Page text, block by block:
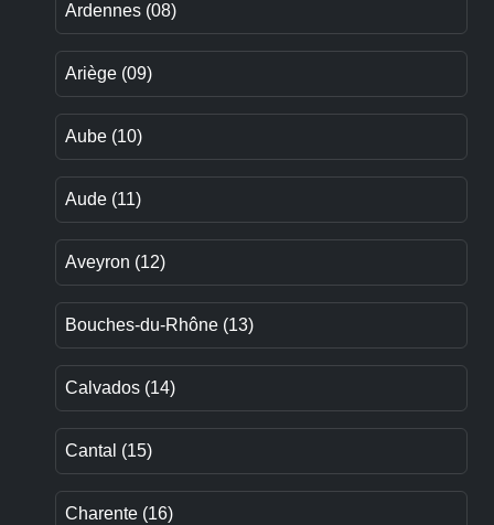
Ardennes (08)
Ariège (09)
Aube (10)
Aude (11)
Aveyron (12)
Bouches-du-Rhône (13)
Calvados (14)
Cantal (15)
Charente (16)